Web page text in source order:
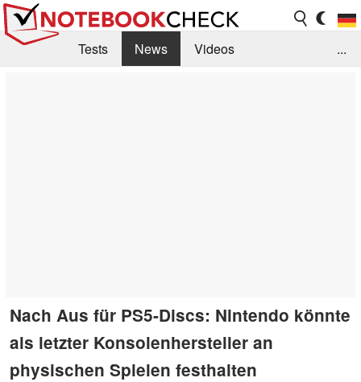
Tests News
Videos
...
Nach Aus für PS5-Discs: Nintendo könnte
als letzter Konsolenhersteller an
physischen Spielen festhalten